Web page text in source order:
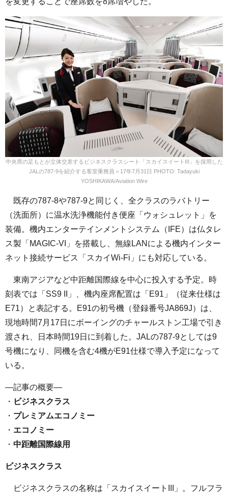
中央席の足もとが立体交差するビジネスクラスシート「スカイスイートIII」を採用した
JALの787-9を紹介する客室乗務員＝17年7月31日 PHOTO: Tadayuki
YOSHIKAWA/Aviation Wire
既存の787-8や787-9と同じく、全クラスのラバトリー
（洗面所）に温水洗浄機能付き便座「ウォシュレット」を
装備。機内エンターテインメントシステム（IFE）は仏タレ
ス製「MAGIC-VI」を搭載し、無線LANによる機内インター
ネット接続サービス「スカイWi-Fi」にも対応している。
東南アジアなど中距離国際線を中心に投入する予定。時
刻表では「SS9 II」、機内座席配置は「E91」（従来仕様は
E71）と表記する。E91の初号機（登録番号JA869J）は、
現地時間7月17日にボーイングのチャールストン工場で引き
渡され、日本時間19日に到着した。JALの787-9としては9
号機になり、同機を含む4機がE91仕様で導入予定になって
いる。
—記事の概要—
・ ビジネスクラス
・ プレミアムエコノミー
・ エコノミー
・ 中距離国際線用
ビジネスクラス
ビジネスクラスの名称は「スカイスイートIII」。フルフラ